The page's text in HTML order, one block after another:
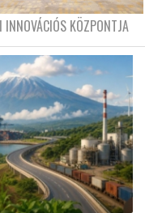
KÖZPONTJA